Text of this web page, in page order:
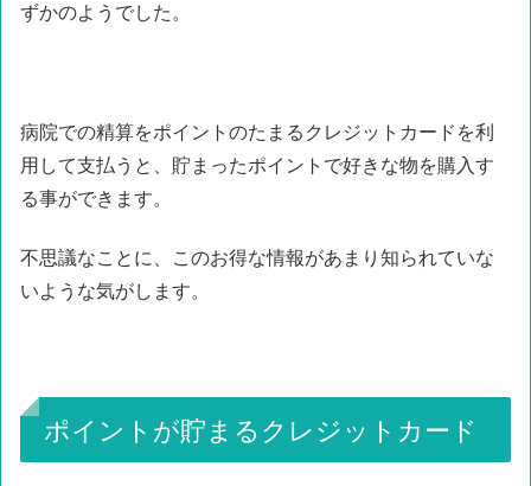
ずかのようでした。
病院での精算をポイントのたまるクレジットカードを利
用して支払うと、貯まったポイントで好きな物を購入す
る事ができます。
不思議なことに、このお得な情報があまり知られていな
いような気がします。
ポイントが貯まるクレジットカード